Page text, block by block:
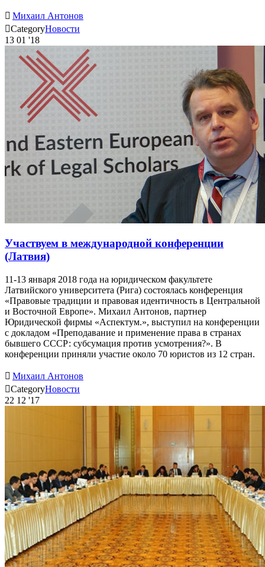
 Михаил Антонов
CategoryНовости
13 01 '18
Участвуем в международной конференции
(Латвия)
11-13 января 2018 года на юридическом факультете
Латвийского университета (Рига) состоялась конференция
«Правовые традиции и правовая идентичность в Центральной
и Восточной Европе». Михаил Антонов, партнер
Юридической фирмы «Аспектум.», выступил на конференции
с докладом «Преподавание и применение права в странах
бывшего СССР: субсумация против усмотрения?». В
конференции приняли участие около 70 юристов из 12 стран.
 Михаил Антонов
CategoryНовости
22 12 '17